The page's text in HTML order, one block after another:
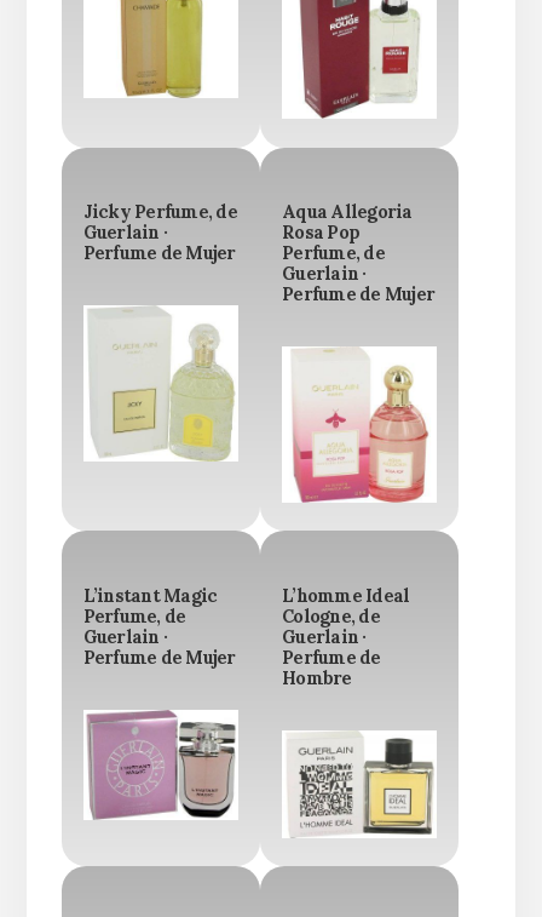
Jicky Perfume, de
Guerlain ·
Perfume de Mujer
Aqua Allegoria
Rosa Pop
Perfume, de
Guerlain ·
Perfume de Mujer
L’instant Magic
Perfume, de
Guerlain ·
Perfume de Mujer
L’homme Ideal
Cologne, de
Guerlain ·
Perfume de
Hombre